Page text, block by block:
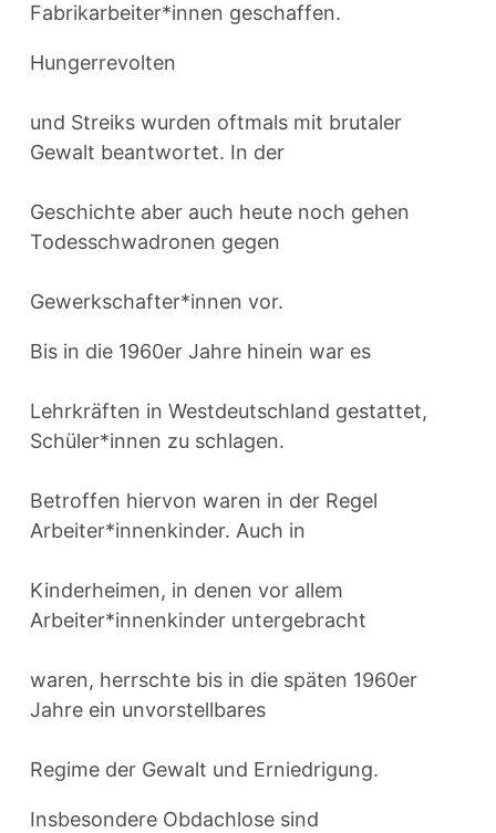
Fabrikarbeiter*innen geschaffen.
Hungerrevolten
und Streiks wurden oftmals mit brutaler
Gewalt beantwortet. In der
Geschichte aber auch heute noch gehen
Todesschwadronen gegen
Gewerkschafter*innen vor.
Bis in die 1960er Jahre hinein war es
Lehrkräften in Westdeutschland gestattet,
Schüler*innen zu schlagen.
Betroffen hiervon waren in der Regel
Arbeiter*innenkinder. Auch in
Kinderheimen, in denen vor allem
Arbeiter*innenkinder untergebracht
waren, herrschte bis in die späten 1960er
Jahre ein unvorstellbares
Regime der Gewalt und Erniedrigung.
Insbesondere Obdachlose sind